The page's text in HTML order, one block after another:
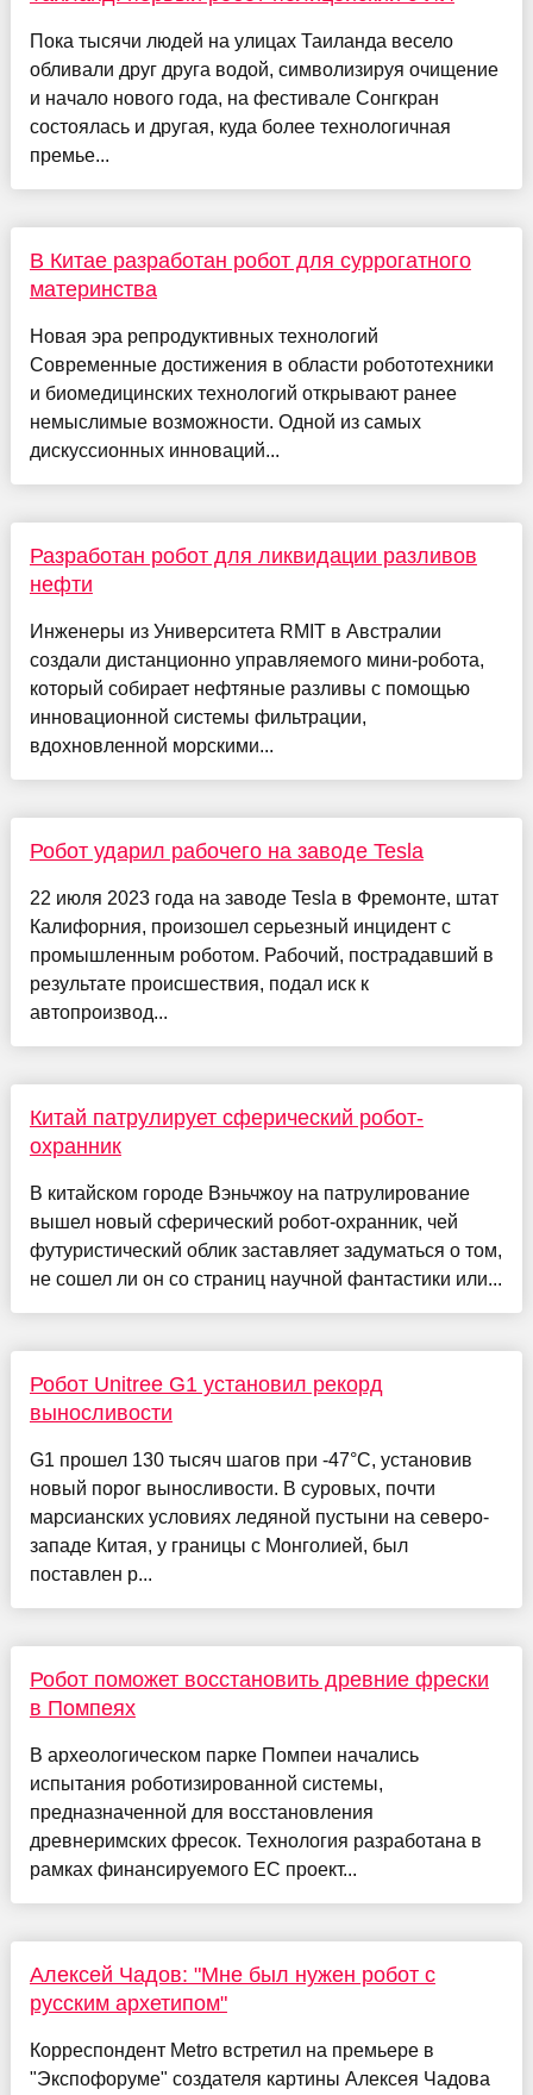
Пока тысячи людей на улицах Таиланда весело
обливали друг друга водой, символизируя очищение
и начало нового года, на фестивале Сонгкран
состоялась и другая, куда более технологичная
премье...
В Китае разработан робот для суррогатного
материнства
Новая эра репродуктивных технологий
Современные достижения в области робототехники
и биомедицинских технологий открывают ранее
немыслимые возможности. Одной из самых
дискуссионных инноваций...
Разработан робот для ликвидации разливов
нефти
Инженеры из Университета RMIT в Австралии
создали дистанционно управляемого мини-робота,
который собирает нефтяные разливы с помощью
инновационной системы фильтрации,
вдохновленной морскими...
Робот ударил рабочего на заводе Tesla
22 июля 2023 года на заводе Tesla в Фремонте, штат
Калифорния, произошел серьезный инцидент с
промышленным роботом. Рабочий, пострадавший в
результате происшествия, подал иск к
автопроизвод...
Китай патрулирует сферический робот-
охранник
В китайском городе Вэньчжоу на патрулирование
вышел новый сферический робот-охранник, чей
футуристический облик заставляет задуматься о том,
не сошел ли он со страниц научной фантастики или...
Робот Unitree G1 установил рекорд
выносливости
G1 прошел 130 тысяч шагов при -47°C, установив
новый порог выносливости. В суровых, почти
марсианских условиях ледяной пустыни на северо-
западе Китая, у границы с Монголией, был
поставлен р...
Робот поможет восстановить древние фрески
в Помпеях
В археологическом парке Помпеи начались
испытания роботизированной системы,
предназначенной для восстановления
древнеримских фресок. Технология разработана в
рамках финансируемого ЕС проект...
Алексей Чадов: "Мне был нужен робот с
русским архетипом"
Корреспондент Metro встретил на премьере в
"Экспофоруме" создателя картины Алексея Чадова